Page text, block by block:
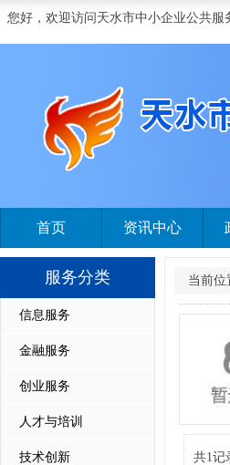
您好，欢迎访问天水市中小企业公共服
首页 资讯中心
服务分类
信息服务
金融服务
创业服务
人才与培训
技术创新
当前位
共1记